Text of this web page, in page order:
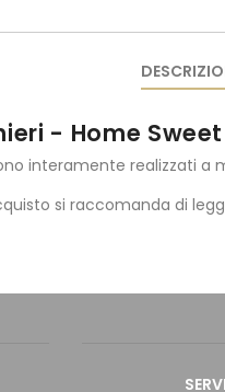
- Home
interamente realizzati a
si raccomanda di